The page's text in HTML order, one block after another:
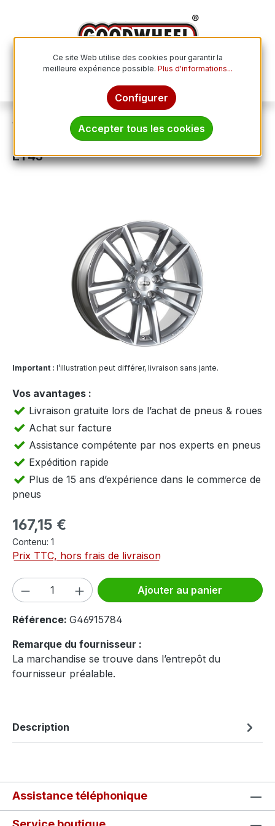
Jantes Jantes en aluminium
CMS C27-SR racingsilber 7.0Jx18 5x112
ET43
Ignorer la galerie d'images
Important : l’illustration peut différer, livraison sans jante.
Vos avantages :
Livraison gratuite lors de l’achat de pneus & roues
Achat sur facture
Assistance compétente par nos experts en pneus
Expédition rapide
Plus de 15 ans d’expérience dans le commerce de
pneus
Prix régulier :
167,15 €
Contenu: 1
Prix TTC, hors frais de livraison
Quantité de produit : Entrez la
Ajouter au panier
Référence: G46915784
Remarque du fournisseur :
La marchandise se trouve dans l’entrepôt du
fournisseur préalable.
Description
Assistance téléphonique
Ce site Web utilise des cookies pour garantir la
meilleure expérience possible. Plus d'informations...
Configurer
Accepter tous les cookies